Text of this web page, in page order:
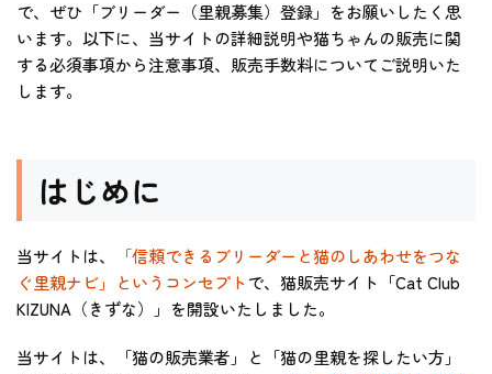
で、ぜひ「ブリーダー（里親募集）登録」をお願いしたく思
います。以下に、当サイトの詳細説明や猫ちゃんの販売に関
する必須事項から注意事項、販売手数料についてご説明いた
します。
はじめに
当サイトは、
「信頼できるブリーダーと猫のしあわせをつな
ぐ里親ナビ」というコンセプト で、猫販売サイト「Cat Club
KIZUNA（きずな）」を開設いたしました。
当サイトは、「猫の販売業者」と「猫の里親を探したい方」